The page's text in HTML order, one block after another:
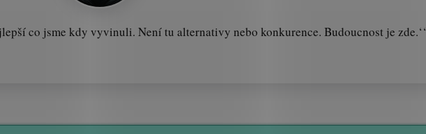
co jsme kdy vyvinuli. Není tu alternativy nebo konkurence. Budoucnost je zde.‘‘